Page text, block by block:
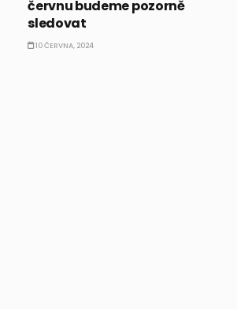
červnu budeme pozorně
sledovat
10 ČERVNA, 2024